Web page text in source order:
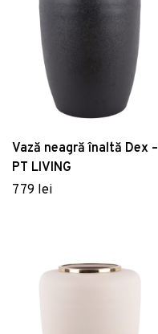
Vază neagră înaltă Dex –
PT LIVING
779 lei